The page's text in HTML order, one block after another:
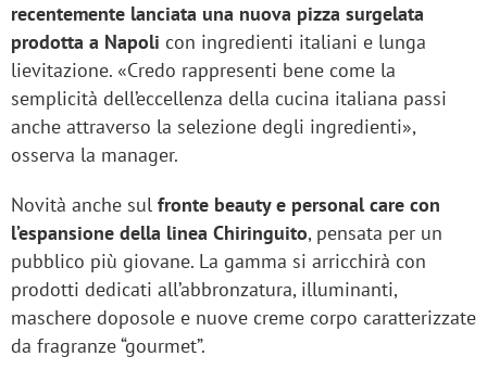
recentemente lanciata una nuova pizza surgelata
prodotta a Napoli con ingredienti italiani e lunga
lievitazione. «Credo rappresenti bene come la
semplicità dell’eccellenza della cucina italiana passi
anche attraverso la selezione degli ingredienti»,
osserva la manager.
Novità anche sul fronte beauty e personal care con
l’espansione della linea Chiringuito, pensata per un
pubblico più giovane. La gamma si arricchirà con
prodotti dedicati all’abbronzatura, illuminanti,
maschere doposole e nuove creme corpo caratterizzate
da fragranze “gourmet”.